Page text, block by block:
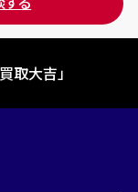
取大吉」